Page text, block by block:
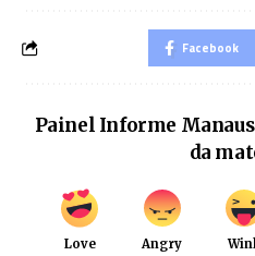
Facebook
Painel Informe
da
Love Angry